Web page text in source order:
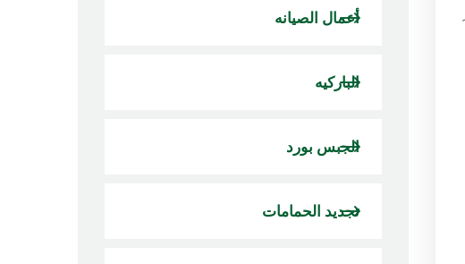
أعمال الصيانه
الباركيه
الجبس بورد
تجديد الحمامات